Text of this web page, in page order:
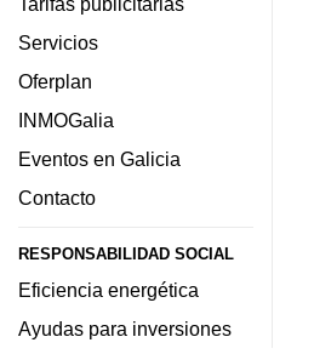
Servicios
Oferplan
INMOGalia
Eventos en Galicia
Contacto
RESPONSABILIDAD SOCIAL
Eficiencia energética
Ayudas para inversiones